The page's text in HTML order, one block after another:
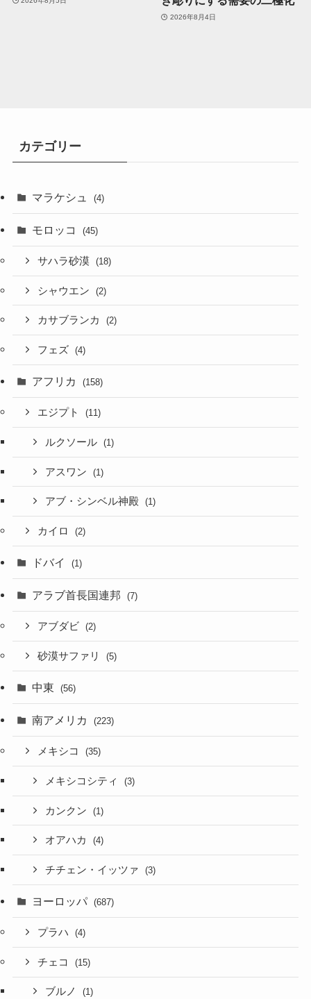
2026年8月4日
カテゴリー
マラケシュ (4)
モロッコ (45)
サハラ砂漠 (18)
シャウエン (2)
カサブランカ (2)
フェズ (4)
アフリカ (158)
エジプト (11)
ルクソール (1)
アスワン (1)
アブ・シンベル神殿 (1)
カイロ (2)
ドバイ (1)
アラブ首長国連邦 (7)
アブダビ (2)
砂漠サファリ (5)
中東 (56)
南アメリカ (223)
メキシコ (35)
メキシコシティ (3)
カンクン (1)
オアハカ (4)
チチェン・イッツァ (3)
ヨーロッパ (687)
プラハ (4)
チェコ (15)
ブルノ (1)